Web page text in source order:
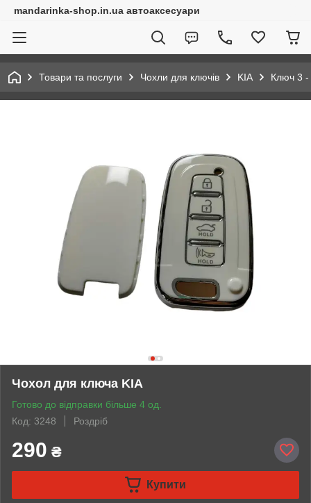
mandarinka-shop.in.ua автоаксесуари
Товари та послуги Чохли для ключів KIA Ключ 3 -
Чохол для ключа KIA
Готово до відправки більше 4 од.
Код: 3248
Роздріб
290 ₴
Купити